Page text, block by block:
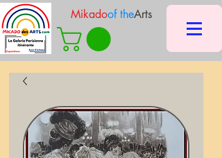
Mikadoof theArts